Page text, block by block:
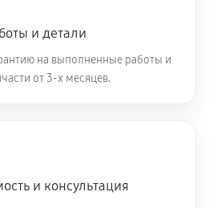
60 минут
трубки
60 минут
и детали
на выполненные работы и
от 3-х месяцев.
и консультация